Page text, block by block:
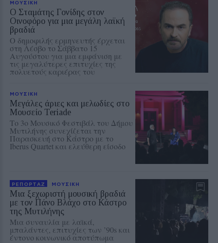
ΜΟΥΣΙΚΗ
Ο Σταμάτης Γονίδης στον
Οινοφόρο για μια μεγάλη λαϊκή
βραδιά
Ο δημοφιλής ερμηνευτής έρχεται
στη Λέσβο το Σάββατο 15
Αυγούστου για μια εμφάνιση με
τις μεγαλύτερες επιτυχίες της
πολυετούς καριέρας του
ΜΟΥΣΙΚΗ
Μεγάλες άριες και μελωδίες στο
Μουσείο Teriade
Το 3ο Μουσικό Φεστιβάλ του Δήμου
Μυτιλήνης συνεχίζεται την
Παρασκευή στο Κάστρο με το
Iberus Quartet και ελεύθερη είσοδο
ΡΕΠΟΡΤΑΖ ΜΟΥΣΙΚΗ
Μια ξεχωριστή μουσική βραδιά
με τον Πάνο Βλάχο στο Κάστρο
της Μυτιλήνης
Μια συναυλία με λαϊκά,
μπαλάντες, επιτυχίες των ’90s και
έντονο κοινωνικό αποτύπωμα